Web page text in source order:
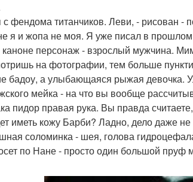
фендома титанчиков. Леви, - рисован
я и жопа не моя. Я уже писал в
каноне персонаж - взрослый мужчина.
на фотографии, тем больше
бадоу, а улыбающаяся рыжая девочка.
мейка - на что вы вообще
пидор правая рука. Вы правда
иметь кожу Барби? Ладно, дело даже
соломинка - шея, голова
по Нане - просто один большой пруф